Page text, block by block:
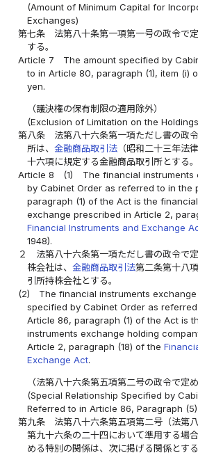
(Amount of Minimum Capital for
Exchanges)
第七条
法第八十条第一項第一号の政令で
する。
Article 7
The amount specified by
to in Article 80, paragraph (1), item (i)
yen.
（議決権の保有制限の適用除外）
(Exclusion of Limitation on the
第八条
法第八十六条第一項ただし書の政
所は、金融商品取引法 （昭和二十三年法
十六項に規定する金融商品取引所とする。
Article 8
(1)
The financial
by Cabinet Order as referred to in the
paragraph (1) of the Act is the
exchange prescribed in Article 2,
Financial Instruments and Exchange
1948).
２
法第八十六条第一項ただし書の政令で
株会社は、金融商品取引法第二条第十八
引所持株会社とする。
(2)
The financial instruments
specified by Cabinet Order as
Article 86, paragraph (1) of the Act is
instruments exchange holding
Article 2, paragraph (18) of the
Exchange Act.
（法第八十六条第五項第二号の政令で定
(Special Relationship Specified by
Referred to in Article 86, Paragraph
第九条
法第八十六条第五項第二号（法第
第九十六条の二十四において準用する場
める特別の関係は、次に掲げる関係とする